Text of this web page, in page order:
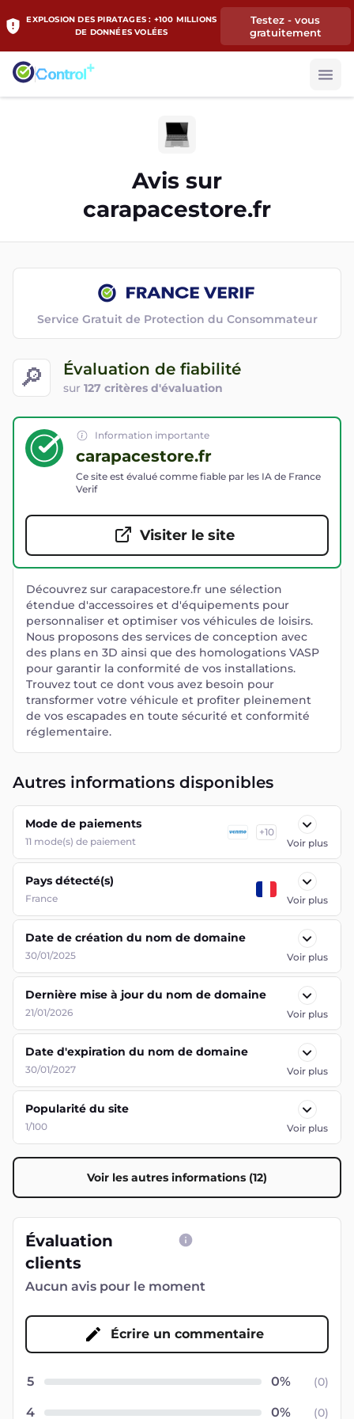
EXPLOSION DES PIRATAGES : +100 MILLIONS
DE DONNÉES VOLÉES
Testez - vous
gratuitement
Avis sur
carapacestore.fr
🔎 Évaluation de fiabilité
sur 127 critères d'évaluation
Service Gratuit de Protection du Consommateur
Information importante
carapacestore.fr
Ce site est évalué comme fiable par les IA de France
Verif
Visiter le site
Découvrez sur carapacestore.fr une sélection
étendue d'accessoires et d'équipements pour
personnaliser et optimiser vos véhicules de loisirs.
Nous proposons des services de conception avec
des plans en 3D ainsi que des homologations VASP
pour garantir la conformité de vos installations.
Trouvez tout ce dont vous avez besoin pour
transformer votre véhicule et profiter pleinement
de vos escapades en toute sécurité et conformité
réglementaire.
Autres informations disponibles
Mode de paiements
11 mode(s) de paiement
+10
Voir plus
Pays détecté(s)
France Voir plus
Date de création du nom de domaine
30/01/2025 Voir plus
Dernière mise à jour du nom de domaine
21/01/2026 Voir plus
Date d'expiration du nom de domaine
30/01/2027 Voir plus
Popularité du site
1/100 Voir plus
Voir les autres informations (12)
Évaluation
clients
Aucun avis pour le moment
Écrire un commentaire
5 (0)
4 (0)